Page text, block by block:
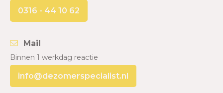
0316 - 44 10 62
Mail
Binnen 1 werkdag reactie
info@dezomerspecialist.nl